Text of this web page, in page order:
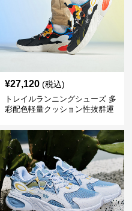
¥27,120 (税込)
トレイルランニングシューズ 多
彩配色軽量クッション性抜群運